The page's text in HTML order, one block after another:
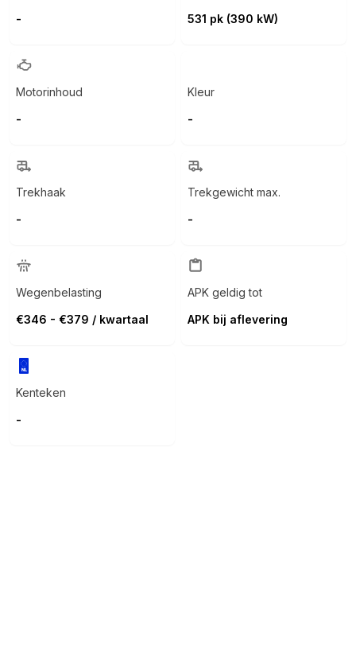
-
531 pk (390 kW)
Motorinhoud
-
Kleur
-
Trekhaak
-
Trekgewicht max.
-
Wegenbelasting
€346 - €379 / kwartaal
APK geldig tot
APK bij aflevering
Kenteken
-